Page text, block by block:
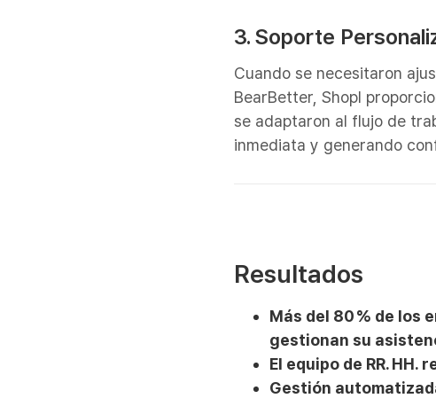
3. Soporte
Cuando se necesitaron
BearBetter, Shopl
se adaptaron al flujo de
inmediata y generando
Resultados
Más del 80 % de los
gestionan su
El equipo de RR.
Gestión